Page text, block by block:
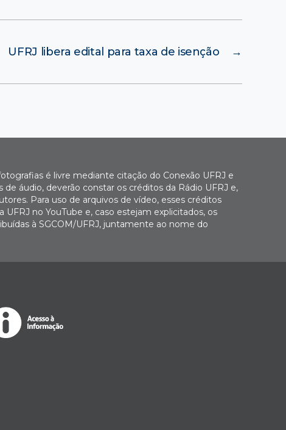
→
UFRJ libera edital para taxa de isenção
é livre mediante citação do Conexão UFRJ e
de áudio, deverão constar os créditos da Rádio UFRJ e,
Para uso de arquivos de vídeo, esses créditos
UFRJ no YouTube e, caso estejam explicitados, os
à SGCOM/UFRJ, juntamente ao nome do